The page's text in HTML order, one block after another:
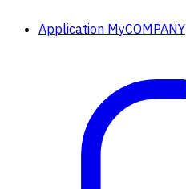
Application MyCOMPANY